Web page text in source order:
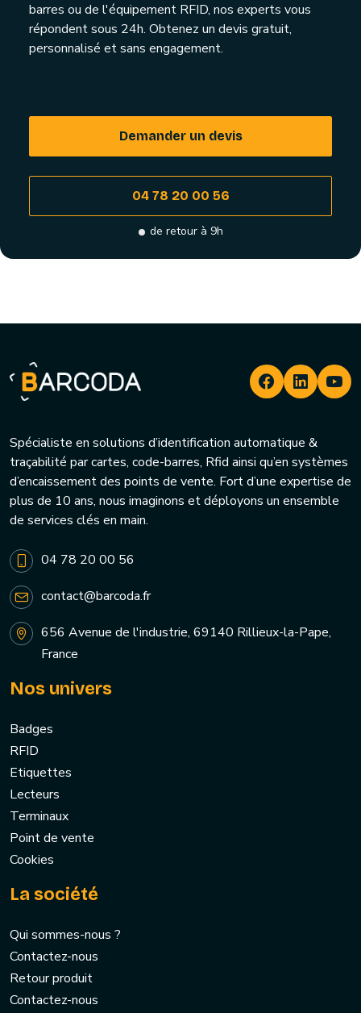
barres ou de l'équipement RFID, nos experts vous
répondent sous 24h. Obtenez un devis gratuit,
personnalisé et sans engagement.
Demander un devis
04 78 20 00 56
de retour à 9h
Spécialiste en solutions d’identification automatique &
traçabilité par cartes, code-barres, Rfid ainsi qu’en systèmes
d’encaissement des points de vente. Fort d’une expertise de
plus de 10 ans, nous imaginons et déployons un ensemble
de services clés en main.
04 78 20 00 56
contact@barcoda.fr
656 Avenue de l'industrie, 69140 Rillieux-la-Pape,
France
Nos univers
Badges
RFID
Etiquettes
Lecteurs
Terminaux
Point de vente
Cookies
La société
Qui sommes-nous ?
Contactez-nous
Retour produit
Contactez-nous